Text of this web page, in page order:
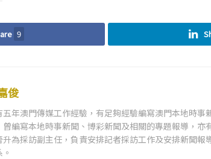
9
俊
五年澳門傳媒工作經驗，有足夠經驗編寫澳門本地時
曾編寫本地時事新聞、博彩新聞及相關的專題報導，
升為採訪副主任，負責安排記者採訪工作及安排新聞